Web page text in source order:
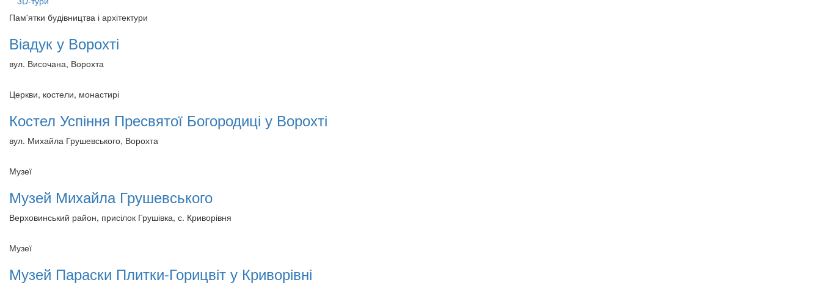
Пам'ятки будівництва і архітектури
Віадук у Ворохті
вул. Височана, Ворохта
Церкви, костели, монастирі
Костел Успіння Пресвятої Богородиці у Ворохті
вул. Михайла Грушевського, Ворохта
Музеї
Музей Михайла Грушевського
Верховинський район, присілок Грушівка, с. Криворівня
Музеї
Музей Параски Плитки-Горицвіт у Криворівні